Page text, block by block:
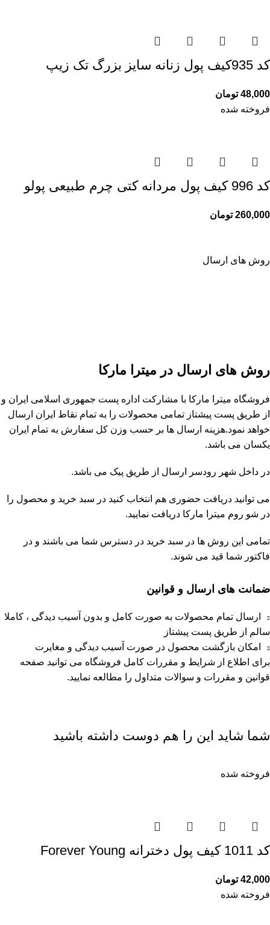
کد 935کیف پول زنانه سایز بزرگ تک زیپ
48,000 تومان
فروخته شده
کد 996 کیف پول مردانه کتی چرم طبیعی پولو
260,000 تومان
روش های ارسال
روش های ارسال در میترا مارکا
فروشگاه میترا مارکا با مشارکت اداره پست جمهوری اسلامی ایران و
از طریق پست پیشتاز تمامی محصولات را به تمام نقاط ایران ارسال
خواهد نمود.هزینه ارسال ها بر حسب وزن کل سفارش به تمام ایران
یکسان می باشد.
در داخل شهر رودسر ارسال از طریق پیک می باشد.
می توانید دریافت حضوری هم انتخاب کنید در سبد خرید و محصول را
در شو روم میترا مارکا دریافت نمایید.
تمامی این روش ها در سبد خرید در دسترس شما می باشند و در
فاکتور شما قید می شوند.
ضمانت های ارسال و قوانین
ارسال تمام محصولات به صورت کامل و بدون آسیب دیدگی ، کاملا
سالم از طریق پست پیشتاز
امکان بازگشت محصول در صورت آسیب دیدگی و مغایرت
برای اطلاع از شرایط و مقررات کامل فروشگاه می توانید صفحه
قوانین و مقررات و سوالات متداول را مطالعه نمایید.
شما شاید این را هم دوست داشته باشید
فروخته شده
کد 1011 کیف پول دخترانه Forever Young
42,000 تومان
فروخته شده